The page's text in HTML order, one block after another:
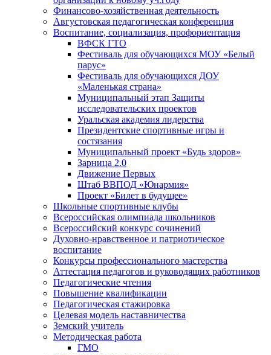
Финансово-хозяйственная деятельность
Августовская педагогическая конференция
Воспитание, социализация, профориентация
ВФСК ГТО
Фестиваль для обучающихся МОУ «Белый
парус»
Фестиваль для обучающихся ДОУ
«Маленькая страна»
Муниципальный этап Защиты
исследовательских проектов
Уральская академия лидерства
Президентские спортивные игры и
состязания
Муниципальный проект «Будь здоров»
Зарница 2.0
Движение Первых
Штаб ВВПОД «Юнармия»
Проект «Билет в будущее»
Школьные спортивные клубы
Всероссийская олимпиада школьников
Всероссийский конкурс сочинений
Духовно-нравственное и патриотическое
воспитание
Конкурсы профессионального мастерства
Аттестация педагогов и руководящих работников
Педагогические чтения
Повышение квалификации
Педагогическая стажировка
Целевая модель наставничества
Земский учитель
Методическая работа
ГМО